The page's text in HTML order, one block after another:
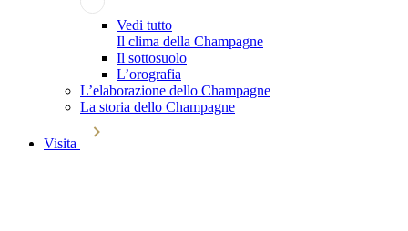
Vedi tutto
Il clima della Champagne
Il sottosuolo
L’orografia
L’elaborazione dello Champagne
La storia dello Champagne
Visita